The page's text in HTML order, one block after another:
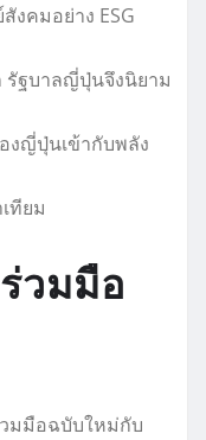
งคมอย่าง ESG
รัฐบาลญี่ปุ่นจึงนิยาม
งญี่ปุ่นเข้ากับพลัง
ทียม
วมมือ
มมือฉบับใหม่กับ